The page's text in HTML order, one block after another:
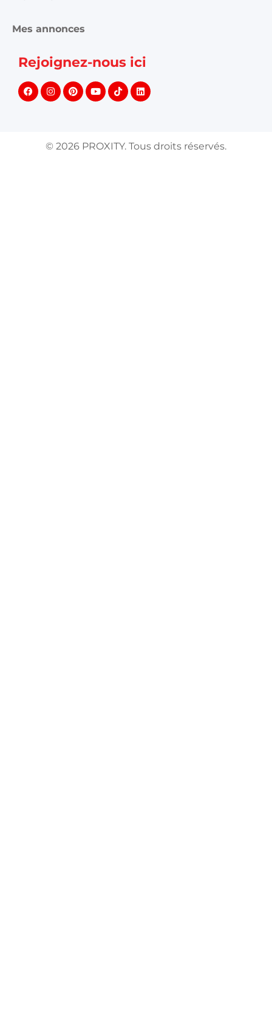
©2026PROXITY. Tous droits réservés.